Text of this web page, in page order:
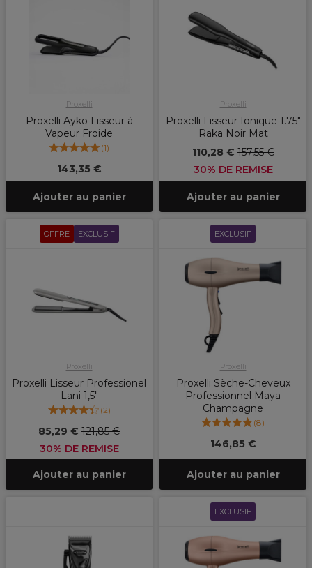
Proxelli
Proxelli Ayko Lisseur à
Vapeur Froide
(1)
143,35 €
Ajouter au panier
Proxelli
Proxelli Lisseur Ionique 1.75"
Raka Noir Mat
110,28 €157,55 €
30% DE REMISE
Ajouter au panier
OFFRE EXCLUSIF
Proxelli
Proxelli Lisseur Professionel
Lani 1,5"
(2)
85,29 € 121,85 €
30% DE REMISE
Ajouter au panier
EXCLUSIF
Proxelli
Proxelli Sèche-Cheveux
Professionnel Maya
Champagne
(8)
146,85 €
Ajouter au panier
EXCLUSIF